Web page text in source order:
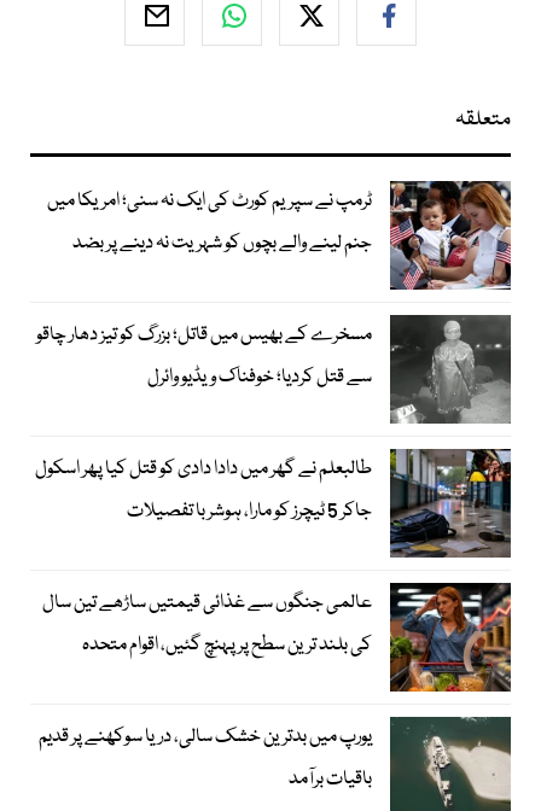
متعلقہ
ٹرمپ نے سپریم کورٹ کی ایک نہ سنی؛ امریکا میں
جنم لینے والے بچوں کو شہریت نہ دینے پر بضد
مسخرے کے بھیس میں قاتل؛ بزرگ کو تیز دھار چاقو
سے قتل کردیا؛ خوفناک ویڈیو وائرل
طالبعلم نے گھر میں دادا دادی کو قتل کیا پھر اسکول
جاکر 5 ٹیچرز کو مارا، ہوشربا تفصیلات
عالمی جنگوں سے غذائی قیمتیں ساڑھے تین سال
کی بلند ترین سطح پر پہنچ گئیں، اقوام متحدہ
یورپ میں بدترین خشک سالی، دریا سوکھنے پر قدیم
باقیات برآمد